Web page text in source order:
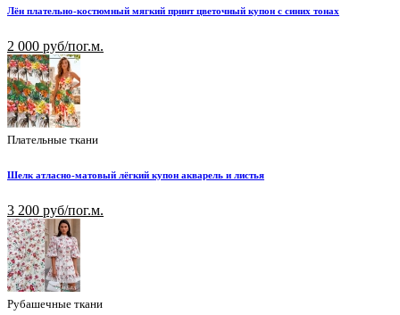
Лён плательно-костюмный мягкий принт цветочный купон с синих тонах
2 000 руб/пог.м.
Плательные ткани
Шелк атласно-матовый лёгкий купон акварель и листья
3 200 руб/пог.м.
Рубашечные ткани